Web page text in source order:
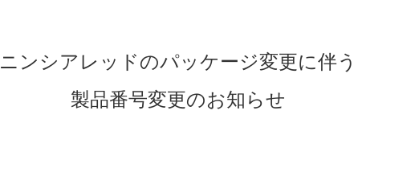
ニンシアレッドのパッケージ変更に伴う
製品番号変更のお知らせ